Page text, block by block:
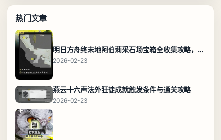
热门文章
明日方舟终末地阿伯莉采石场宝箱全收集攻略，全点位分布图与路线
2026-02-23
燕云十六声法外狂徒成就触发条件与通关攻略
2026-02-23